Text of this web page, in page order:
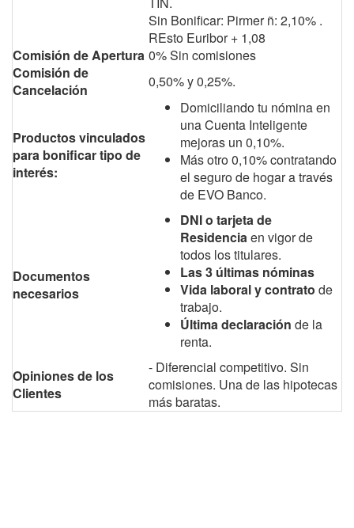
Sin Bonificar: Pirmer ñ: 2,10% .
REsto Euribor + 1,08
Comisión de Apertura 0% Sin comisiones
Comisión de
Cancelación
0,50% y 0,25%.
Productos vinculados
para bonificar tipo de
interés:
Domiciliando tu nómina en
una Cuenta Inteligente
mejoras un 0,10%.
Más otro 0,10% contratando
el seguro de hogar a través
de EVO Banco.
Documentos
necesarios
DNI o tarjeta de
Residenciaen vigor de
todos los titulares.
Las 3 últimas nóminas
Vida laboral y contrato de
trabajo.
Última declaración de la
renta.
Opiniones de los
Clientes
- Diferencial competitivo. Sin
comisiones. Una de las hipotecas
más baratas.